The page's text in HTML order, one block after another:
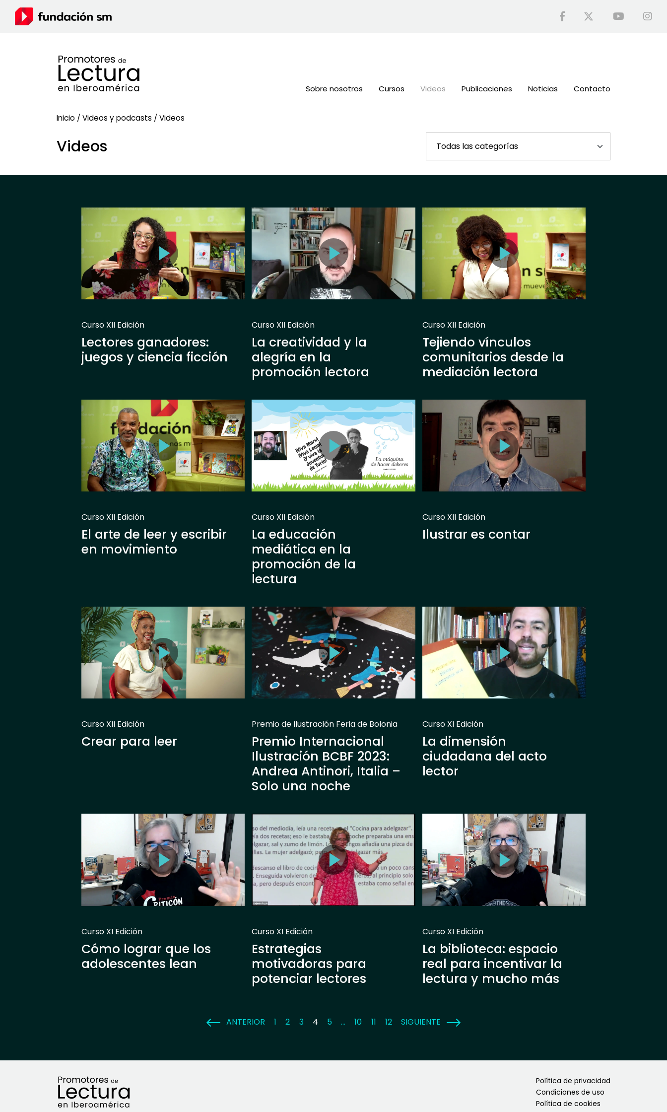
Sobre nosotros Cursos Videos Publicaciones Noticias Contacto
Inicio /Videos y podcasts /Videos
Videos
Curso XII Edición
Lectores ganadores:
juegos y ciencia ficción
Curso XII Edición
La creatividad y la
alegría en la
promoción lectora
Curso XII Edición
Tejiendo vínculos
comunitarios desde la
mediación lectora
Curso XII Edición
El arte de leer y escribir
en movimiento
Curso XII Edición
La educación
mediática en la
promoción de la
lectura
Curso XII Edición
Ilustrar es contar
Curso XII Edición
Crear para leer
Premio de Ilustración Feria de Bolonia
Premio Internacional
Ilustración BCBF 2023:
Andrea Antinori, Italia –
Solo una noche
Curso XI Edición
La dimensión
ciudadana del acto
lector
Curso XI Edición
Cómo lograr que los
adolescentes lean
Curso XI Edición
Estrategias
motivadoras para
potenciar lectores
Curso XI Edición
La biblioteca: espacio
real para incentivar la
lectura y mucho más
ANTERIOR 1 2 3 4 5 … 10 11 12 SIGUIENTE
Política de privacidad
Condiciones de uso
Política de cookies